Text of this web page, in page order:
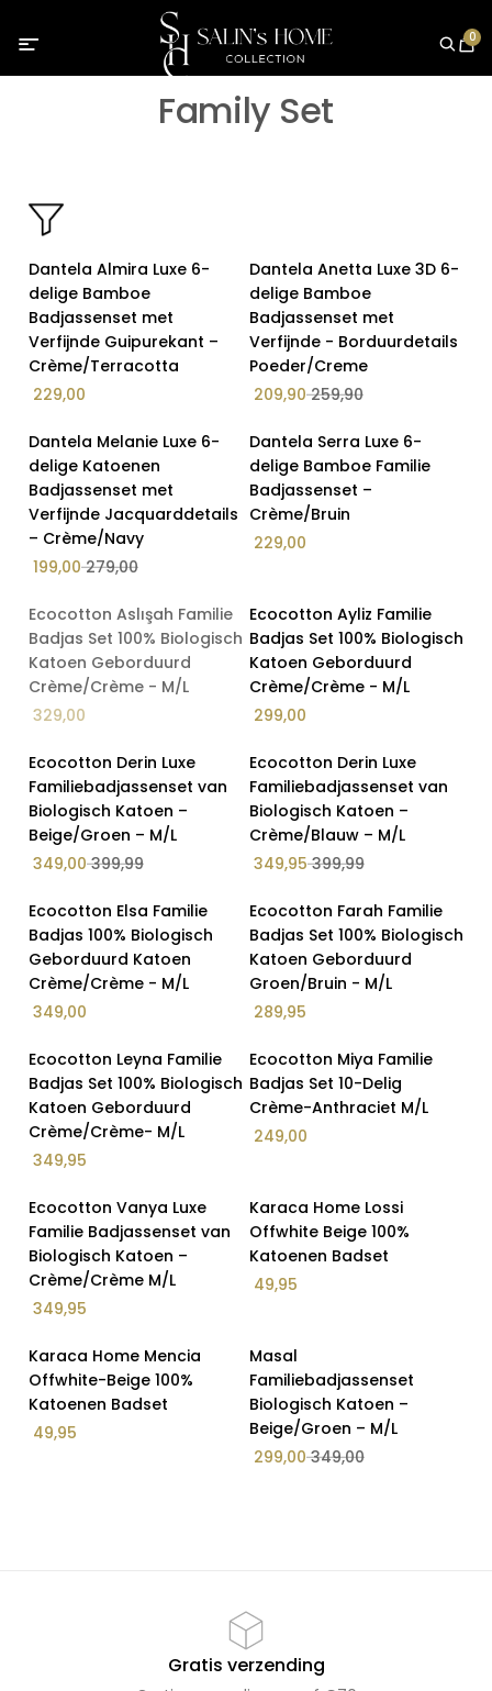
0
Family Set
Van - Tot
Op voorraad
Aanbieding
Kleur
Kleur
Op Voorraad
Dantela Almira Luxe 6-
delige Bamboe
Badjassenset met
Verfijnde Guipurekant –
Crème/Terracotta
229,00
Op Voorraad
Dantela Anetta Luxe 3D 6-
delige Bamboe
Badjassenset met
Verfijnde - Borduurdetails
Poeder/Creme
209,90259,90
Op Voorraad
Dantela Melanie Luxe 6-
delige Katoenen
Badjassenset met
Verfijnde Jacquarddetails
– Crème/Navy
199,00279,00
Op Voorraad
Dantela Serra Luxe 6-
delige Bamboe Familie
Badjassenset –
Crème/Bruin
229,00
Ecocotton Aslışah Familie
Badjas Set 100% Biologisch
Katoen Geborduurd
Crème/Crème - M/L
329,00
Op Voorraad
Ecocotton Ayliz Familie
Badjas Set 100% Biologisch
Katoen Geborduurd
Crème/Crème - M/L
299,00
Op Voorraad
Ecocotton Derin Luxe
Familiebadjassenset van
Biologisch Katoen –
Beige/Groen – M/L
349,00399,99
Op Voorraad
Ecocotton Derin Luxe
Familiebadjassenset van
Biologisch Katoen –
Crème/Blauw – M/L
349,95399,99
Op Voorraad
Ecocotton Elsa Familie
Badjas 100% Biologisch
Geborduurd Katoen
Crème/Crème - M/L
349,00
Op Voorraad
Ecocotton Farah Familie
Badjas Set 100% Biologisch
Katoen Geborduurd
Groen/Bruin - M/L
289,95
Op Voorraad
Ecocotton Leyna Familie
Badjas Set 100% Biologisch
Katoen Geborduurd
Crème/Crème- M/L
349,95
Op Voorraad
Ecocotton Miya Familie
Badjas Set 10-Delig
Crème-Anthraciet M/L
249,00
Op Voorraad
Ecocotton Vanya Luxe
Familie Badjassenset van
Biologisch Katoen –
Crème/Crème M/L
349,95
Op Voorraad
Karaca Home Lossi
Offwhite Beige 100%
Katoenen Badset
49,95
Op Voorraad
Karaca Home Mencia
Offwhite-Beige 100%
Katoenen Badset
49,95
Masal
Familiebadjassenset
Biologisch Katoen –
Beige/Groen – M/L
299,00349,00
Gratis verzending